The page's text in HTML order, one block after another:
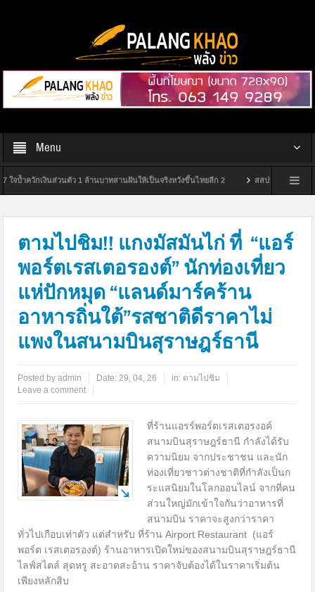
Menu
นส่วนตัว 1 ล้านบาทสานฝันให้เป็นจริงหวังขึ้นไทยลีก 2 สสปท. ปักหมุดสุราษฎร์ฯ ยกร
ตามไปชิม!! แกงมัสมันไก่ ที่ “แอร์
พอร์ตเรสเตอรองต์” นักท่องเที่ยว
แห่ปักหมุด “แลนด์มาร์คร้าน
อาหารถิ่นใต้”รสชาติดีราคาไม่
แพงในสนามบินสุราษฎร์ธานี
Posted byadmin Date:29, 04, 26 in: ตามไปชิม
Leave a comment
ที่ร้านแอรร์พอร์ตเรสเตอรงอค์
สนามบินสุราษฎร์ธานี กำลังได้รับ
ความนิยม จากประชาชน และนัก
ท่องเที่ยวชาวต่างชาติที่กำลังเป็นก
ระแสนิยมในโลกออนไลน์ จากที่คน
ส่วนใหญ่มักเข้าใจกันว่าอาหารที่
สนามบิน ราคาจะสูงกว่าราคา
ทั่วไปเกือบเท่าตัว แต่สำหรับ ที่ร้าน Airport Restaurant (แอร์
พอร์ต เรสเตอรองต์) ร้านอาหารเปิดใหม่ของสนามบินสุราษฎร์ธานี
ไลฟ์สไตล์ สุดหรู สะอาดสะอ้าน ราคาจับต้องได้ในราคาเริ่มต้น
เพียงหลักสิบ